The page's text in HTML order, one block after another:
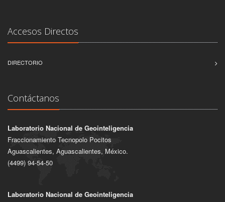
Accesos Directos
DIRECTORIO
Contáctanos
Laboratorio Nacional de Geointeligencia
Fraccionamiento Tecnopolo Pocitos
Aguascalientes, Aguascalientes, México.
(4499) 94-54-50
Laboratorio Nacional de Geointeligencia